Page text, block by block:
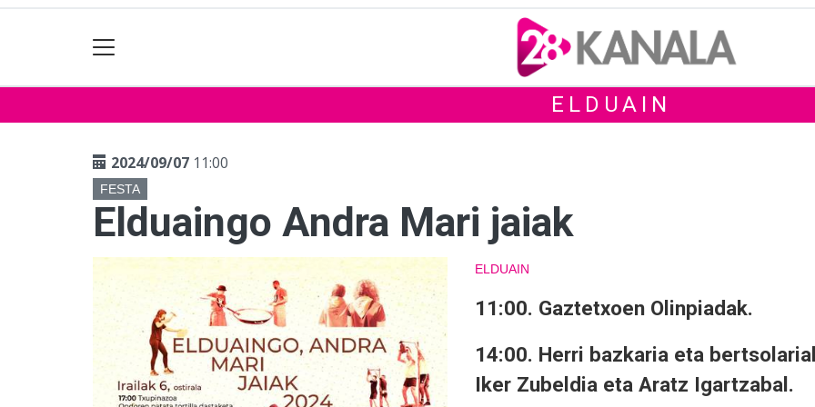
ELDUAIN
2024/09/07 11:00
FESTA
Elduaingo Andra Mari jaiak
ELDUAIN
11:00. Gaztetxoen Olinpiadak.
14:00. Herri bazkaria eta
Iker Zubeldia eta Aratz Igartzabal.